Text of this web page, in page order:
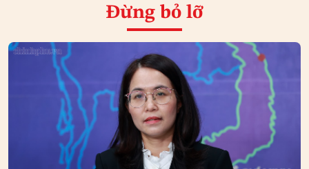
Đừng bỏ lỡ